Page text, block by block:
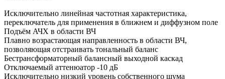
Исключительно линейная частотная характеристика,
переключатель для применения в ближнем и диффузном поле
Подъём АЧХ в области ВЧ
Плавно возрастающая направленность в области ВЧ,
позволяющая отстраивать тональный баланс
Бестрансформаторный балансный выходной каскад
Отключаемый аттенюатор -10 дБ
Исключительно низкий уровень собственного шума